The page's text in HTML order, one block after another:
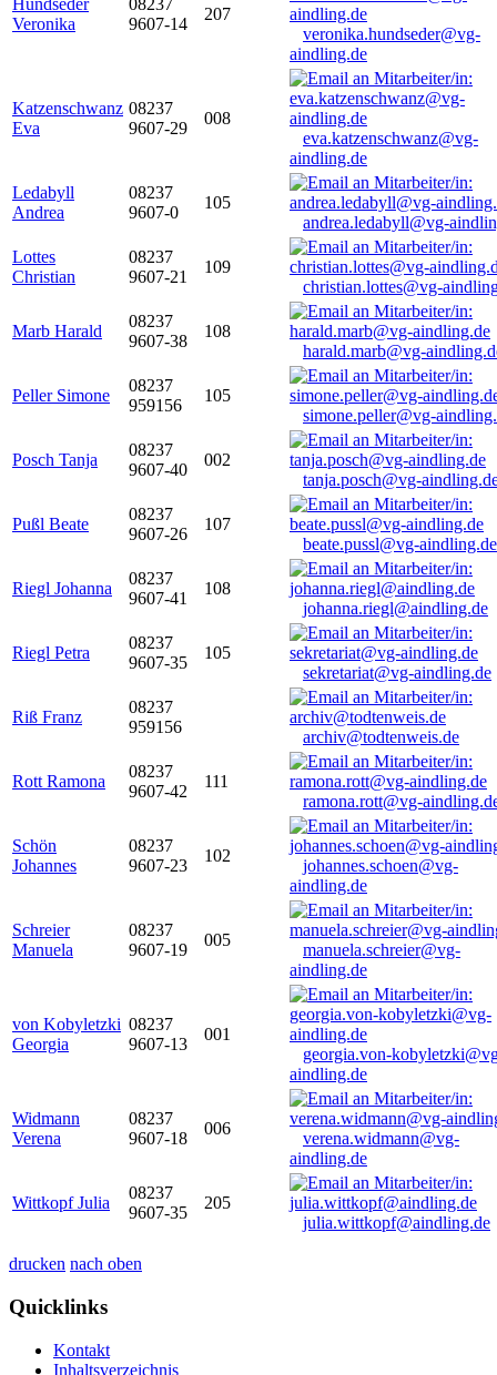
Hundseder
Veronika
08237
9607-14
207
veronika.hundseder@vg-
aindling.de
Katzenschwanz
Eva
08237
9607-29
008
eva.katzenschwanz@vg-
aindling.de
Ledabyll
Andrea
08237
9607-0
105
andrea.ledabyll@vg-
Lottes
Christian
08237
9607-21
109
christian.lottes@vg-
Marb Harald
08237
9607-38
108
harald.marb@vg-
Peller Simone
08237
959156
105
simone.peller@vg-
Posch Tanja
08237
9607-40
002
tanja.posch@vg-
Pußl Beate
08237
9607-26
107
beate.pussl@vg-aindling.de
Riegl Johanna
08237
9607-41
108
johanna.riegl@aindling.de
Riegl Petra
08237
9607-35
105
sekretariat@vg-aindling.de
Riß Franz
08237
959156
archiv@todtenweis.de
Rott Ramona
08237
9607-42
111
ramona.rott@vg-
Schön
Johannes
08237
9607-23
102
johannes.schoen@vg-
aindling.de
Schreier
Manuela
08237
9607-19
005
manuela.schreier@vg-
aindling.de
von Kobyletzki
Georgia
08237
9607-13
001
georgia.von-
aindling.de
Widmann
Verena
08237
9607-18
006
verena.widmann@vg-
aindling.de
Wittkopf Julia
08237
9607-35
205
julia.wittkopf@aindling.de
drucken nach oben
Quicklinks
Kontakt
Inhaltsverzeichnis